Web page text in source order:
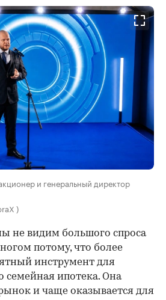
и генеральный директор
)
не видим большого спроса
потому, что более
инструмент для
семейная ипотека. Она
и чаще оказывается для